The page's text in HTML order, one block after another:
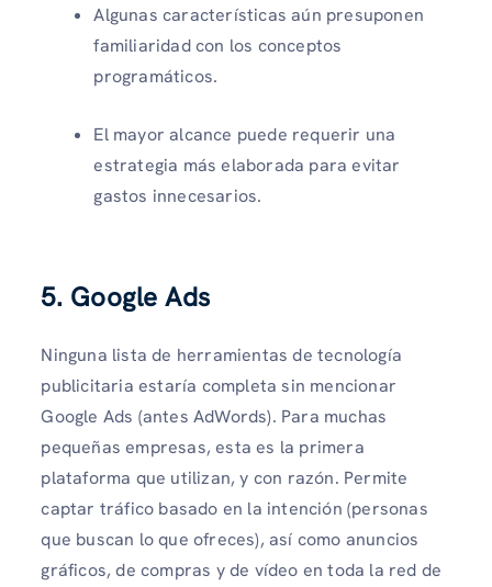
Algunas características aún presuponen
familiaridad con los conceptos
programáticos.
El mayor alcance puede requerir una
estrategia más elaborada para evitar
gastos innecesarios.
5. Google Ads
Ninguna lista de herramientas de tecnología
publicitaria estaría completa sin mencionar
Google Ads (antes AdWords). Para muchas
pequeñas empresas, esta es la primera
plataforma que utilizan, y con razón. Permite
captar tráfico basado en la intención (personas
que buscan lo que ofreces), así como anuncios
gráficos, de compras y de vídeo en toda la red de